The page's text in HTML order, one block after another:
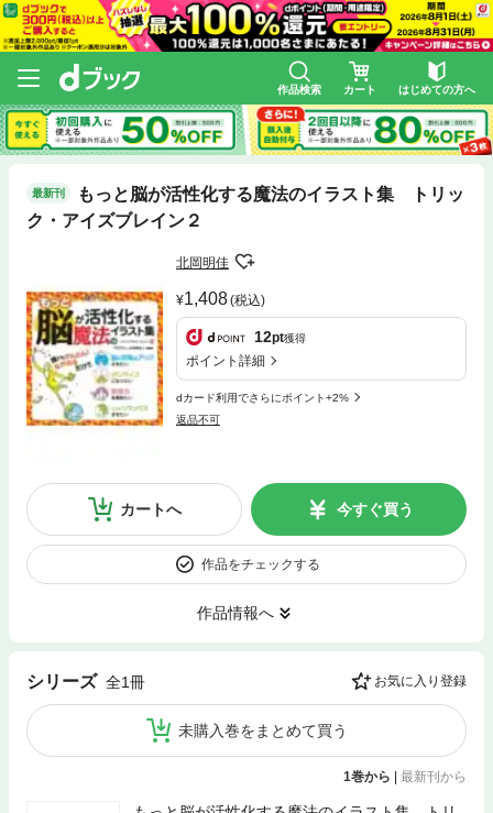
作品検索 カート はじめての方へ
最新刊
もっと脳が活性化する魔法のイラスト集 トリッ
ク・アイズブレイン２
北岡明佳
1,408(税込)
12pt獲得
ポイント詳細
dカード利用でさらにポイント+2%
返品不可
カートへ 今すぐ買う
作品をチェックする
作品情報へ
シリーズ 全1冊 お気に入り登録
未購入巻をまとめて買う
1巻から 最新刊から